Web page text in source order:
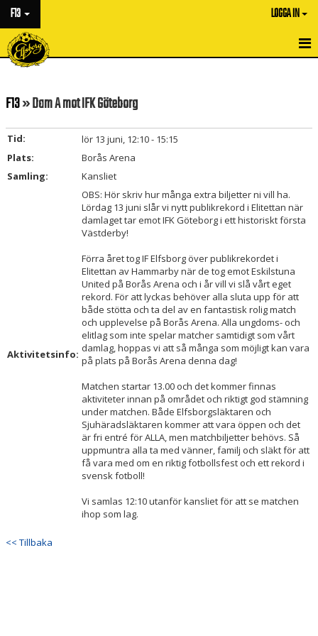
F13 LOGGA IN
HEM
NYHETER
KALENDER
MATCHER
F13» Dam A mot IFK Göteborg
Tid:
lör 13 juni, 12:10 - 15:15
Plats:
Borås Arena
Samling:
Kansliet
Aktivitetsinfo:
OBS: Hör skriv hur många extra biljetter ni vill ha.
Lördag 13 juni slår vi nytt publikrekord i Elitettan när
damlaget tar emot IFK Göteborg i ett historiskt första
Västderby!
Förra året tog IF Elfsborg över publikrekordet i
Elitettan av Hammarby när de tog emot Eskilstuna
United på Borås Arena och i år vill vi slå vårt eget
rekord. För att lyckas behöver alla sluta upp för att
både stötta och ta del av en fantastisk rolig match
och upplevelse på Borås Arena. Alla ungdoms- och
elitlag som inte spelar matcher samtidigt som vårt
damlag, hoppas vi att så många som möjligt kan vara
på plats på Borås Arena denna dag!
Matchen startar 13.00 och det kommer finnas
aktiviteter innan på området och riktigt god stämning
under matchen. Både Elfsborgsläktaren och
Sjuhäradsläktaren kommer att vara öppen och det
är fri entré för ALLA, men matchbiljetter behövs. Så
uppmuntra alla ta med vänner, familj och släkt för att
få vara med om en riktig fotbollsfest och ett rekord i
svensk fotboll!
Vi samlas 12:10 utanför kansliet för att se matchen
ihop som lag.
<< Tillbaka